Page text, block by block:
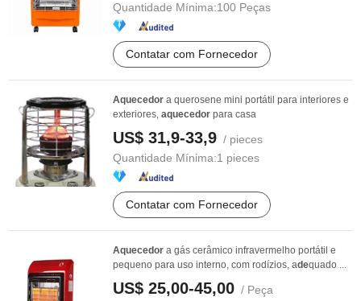
Quantidade Mínima:100 Peças
Contatar com Fornecedor
Aquecedor a querosene mini portátil para interiores e
exteriores, aquecedor para casa
US$ 31,9-33,9 / pieces
Quantidade Mínima:1 pieces
Contatar com Fornecedor
Aquecedor a gás cerâmico infravermelho portátil e
pequeno para uso interno, com rodízios, adequado ...
US$ 25,00-45,00 / Peça